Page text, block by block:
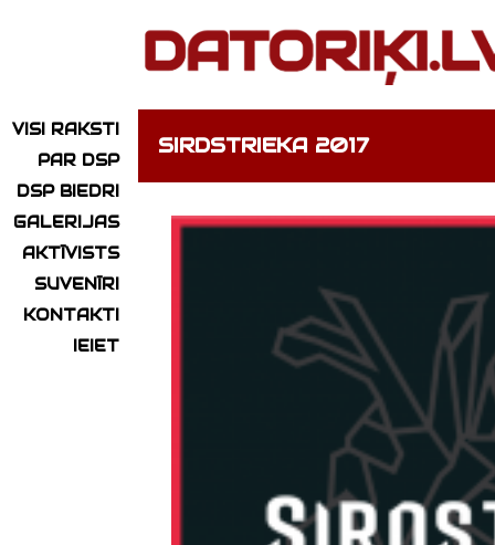
VISI RAKSTI
PAR DSP
DSP BIEDRI
GALERIJAS
AKTĪVISTS
SUVENĪRI
KONTAKTI
IEIET
SIRDSTRIEKA 2017